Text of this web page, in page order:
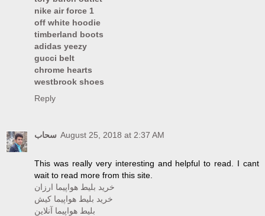
nike air force 1
off white hoodie
timberland boots
adidas yeezy
gucci belt
chrome hearts
westbrook shoes
Reply
سحاب August 25, 2018 at 2:37 AM
This was really very interesting and helpful to read. I cant
wait to read more from this site.
خرید بلیط هواپیما ارزان
خرید بلیط هواپیما کیش
بلیط هواپیما آنلاین